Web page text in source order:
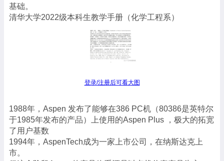
基础。
清华大学2022级本科生教学手册（化学工程系）
登录/注册后可看大图
1988年，Aspen 发布了能够在386 PC机（80386是英特尔
于1985年发布的产品）上使用的Aspen Plus ，极大的拓宽
了用户基数
1994年，AspenTech成为一家上市公司，在纳斯达克上
市。